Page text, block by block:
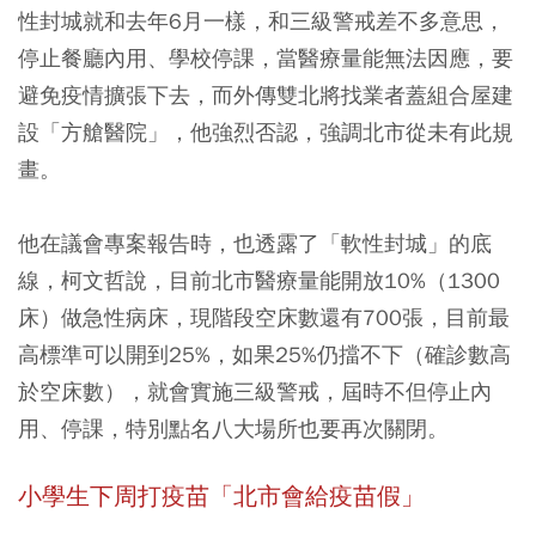
性封城就和去年6月一樣，和三級警戒差不多意思，
停止餐廳內用、學校停課，當醫療量能無法因應，要
避免疫情擴張下去，而外傳雙北將找業者蓋組合屋建
設「方艙醫院」，他強烈否認，強調北市從未有此規
畫。
他在議會專案報告時，也透露了「軟性封城」的底
線，柯文哲說，目前北市醫療量能開放10%（1300
床）做急性病床，現階段空床數還有700張，目前最
高標準可以開到25%，如果25%仍擋不下（確診數高
於空床數），就會實施三級警戒，屆時不但停止內
用、停課，特別點名八大場所也要再次關閉。
小學生下周打疫苗「北市會給疫苗假」